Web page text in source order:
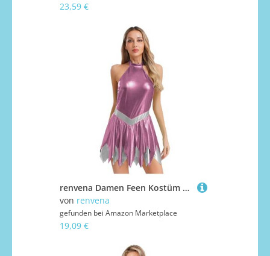
23,59 €
renvena Damen Feen Kostüm Waldfee Cosplay Outfit Metallic Minikleid Ärmellos A-Linie Kleid Rückenfrei Fasching Karneval Rollenspiel Kostüm Rosa XL
von renvena
gefunden bei Amazon Marketplace
19,09 €